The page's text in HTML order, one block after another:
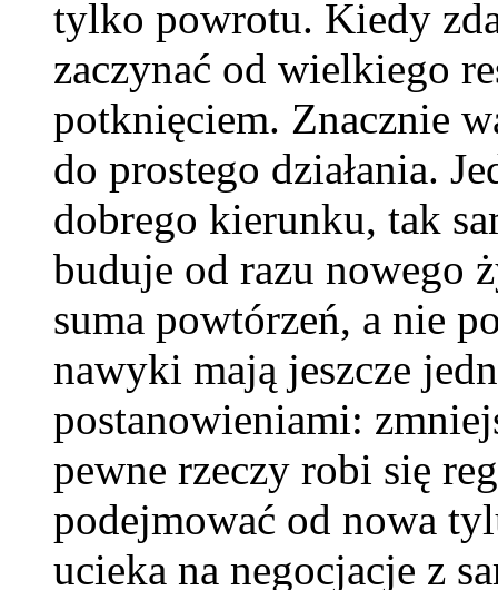
tylko powrotu. Kiedy
zaczynać od wielkiego
potknięciem. Znacznie
do prostego działania.
dobrego kierunku, tak
buduje od razu nowego
suma powtórzeń, a nie
nawyki mają jeszcze
postanowieniami:
pewne rzeczy robi się
podejmować od nowa
ucieka na negocjacje z